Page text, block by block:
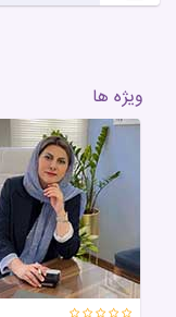
ویژه ها